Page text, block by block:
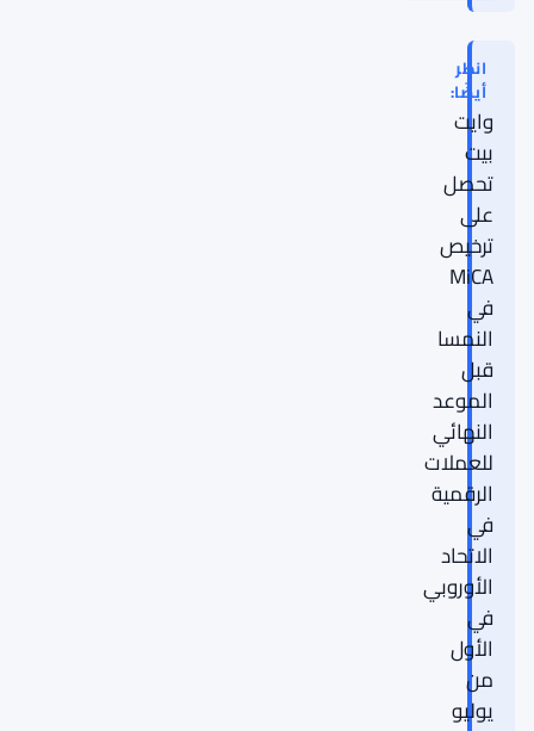
انظر
أيضًا:
وايت
بيت
تحصل
على
ترخيص
MiCA
في
النمسا
قبل
الموعد
النهائي
للعملات
الرقمية
في
الاتحاد
الأوروبي
في
الأول
من
يوليو